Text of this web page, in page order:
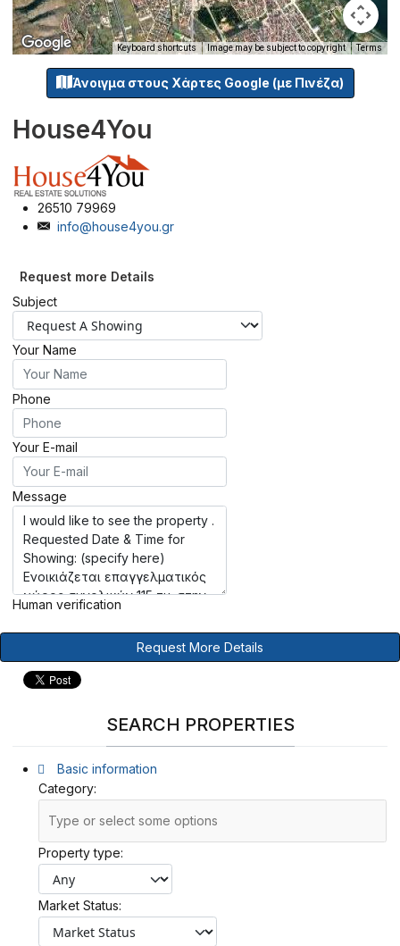
Keyboard shortcuts Image may be subject to copyright Terms
Άνοιγμα στους Χάρτες Google (με Πινέζα)
House4You
26510 79969
info@house4you.gr
Request more Details
Subject
Your Name
Phone
Your E-mail
Message
Human verification
Request More Details
SEARCH PROPERTIES
Basic information
Category:
Property type:
Market Status: